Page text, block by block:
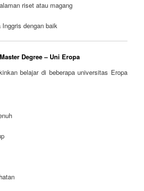
riset atau magang
dengan baik
Degree – Uni Eropa
belajar di beberapa universitas Eropa